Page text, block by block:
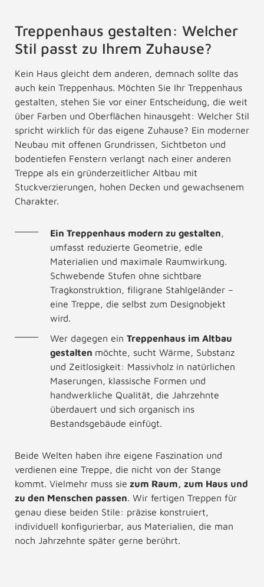
Treppenhaus gestalten: Welcher
Stil passt zu Ihrem Zuhause?
Kein Haus gleicht dem anderen, demnach sollte das
auch kein Treppenhaus. Möchten Sie Ihr Treppenhaus
gestalten, stehen Sie vor einer Entscheidung, die weit
über Farben und Oberflächen hinausgeht: Welcher Stil
spricht wirklich für das eigene Zuhause? Ein moderner
Neubau mit offenen Grundrissen, Sichtbeton und
bodentiefen Fenstern verlangt nach einer anderen
Treppe als ein gründerzeitlicher Altbau mit
Stuckverzierungen, hohen Decken und gewachsenem
Charakter.
Ein Treppenhaus modern zu gestalten,
umfasst reduzierte Geometrie, edle
Materialien und maximale Raumwirkung.
Schwebende Stufen ohne sichtbare
Tragkonstruktion, filigrane Stahlgeländer –
eine Treppe, die selbst zum Designobjekt
wird.
Wer dagegen ein Treppenhaus im Altbau
gestalten möchte, sucht Wärme, Substanz
und Zeitlosigkeit: Massivholz in natürlichen
Maserungen, klassische Formen und
handwerkliche Qualität, die Jahrzehnte
überdauert und sich organisch ins
Bestandsgebäude einfügt.
Beide Welten haben ihre eigene Faszination und
verdienen eine Treppe, die nicht von der Stange
kommt. Vielmehr muss sie zum Raum, zum Haus und
zu den Menschen passen. Wir fertigen Treppen für
genau diese beiden Stile: präzise konstruiert,
individuell konfigurierbar, aus Materialien, die man
noch Jahrzehnte später gerne berührt.